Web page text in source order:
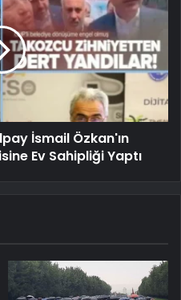
İsmail Özkan'ın
Ev Sahipliği Yaptı